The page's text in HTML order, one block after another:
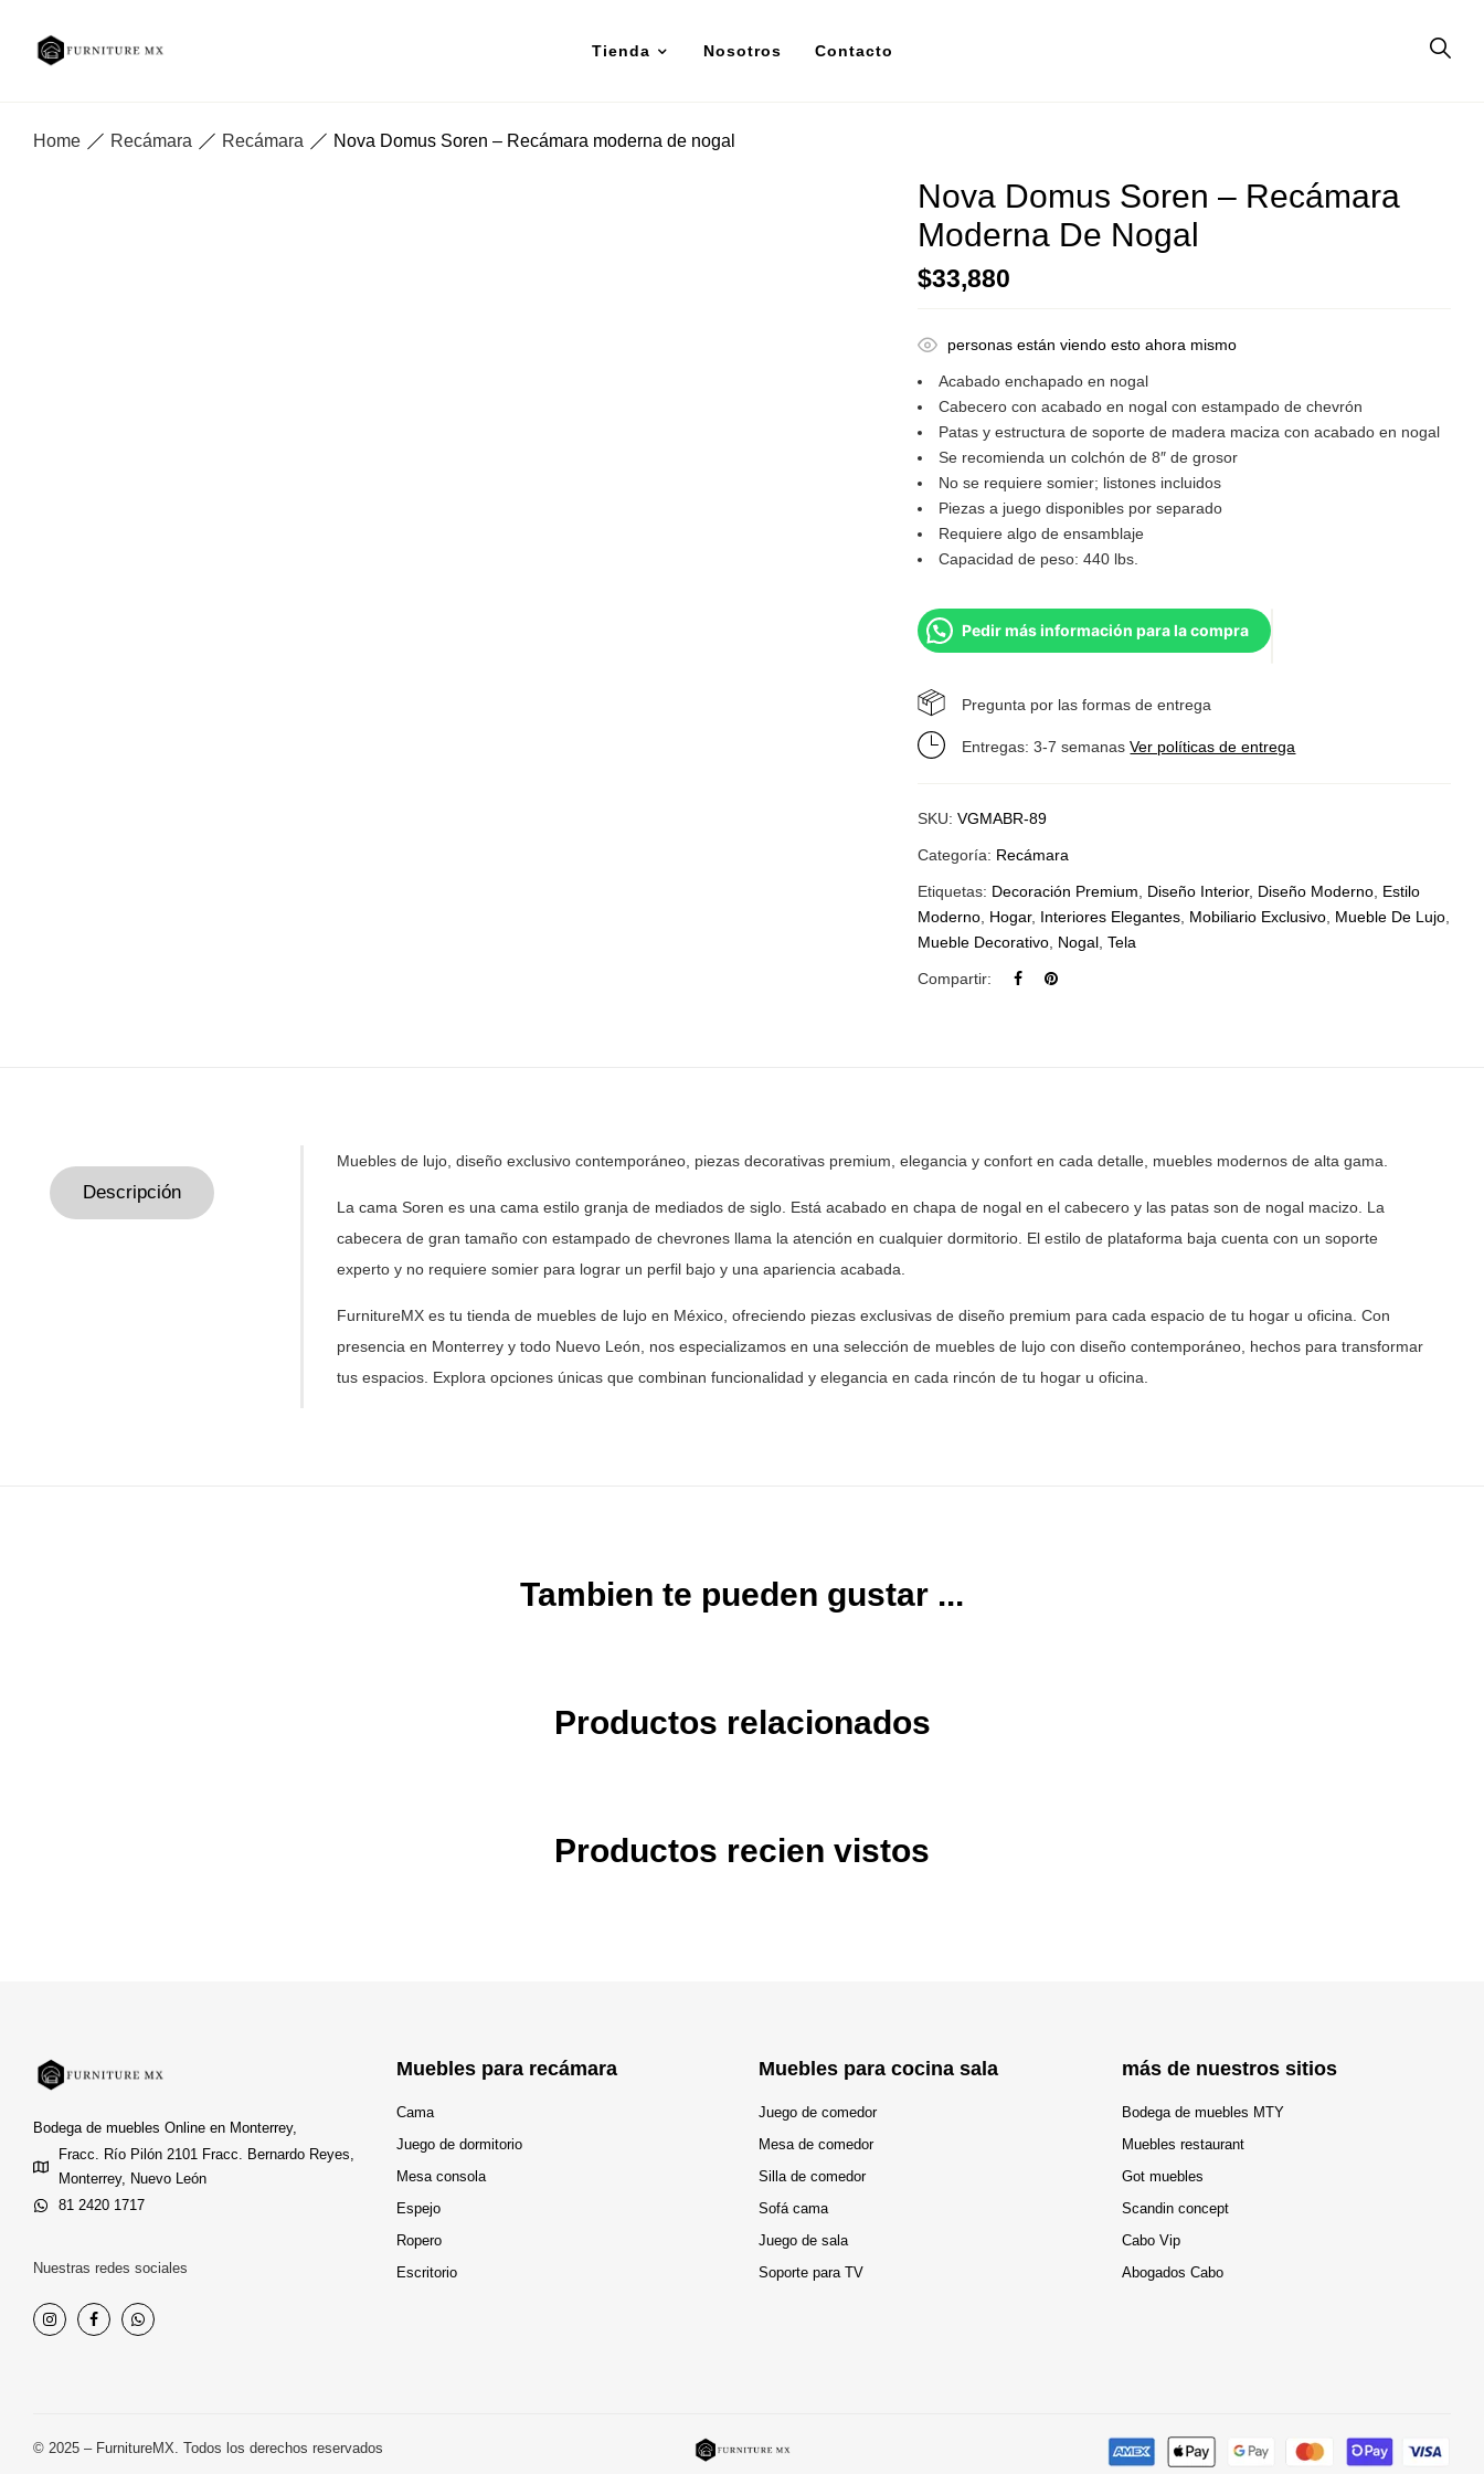
Tienda Nosotros Contacto
Home Recámara Recámara Nova Domus Soren – Recámara moderna de nogal
Nova Domus Soren – Recámara
Moderna De Nogal
$33,880
personas están viendo esto ahora mismo
Acabado enchapado en nogal
Cabecero con acabado en nogal con estampado de chevrón
Patas y estructura de soporte de madera maciza con acabado en nogal
Se recomienda un colchón de 8″ de grosor
No se requiere somier; listones incluidos
Piezas a juego disponibles por separado
Requiere algo de ensamblaje
Capacidad de peso: 440 lbs.
Pedir más información para la compra
Pregunta por las formas de entrega
Entregas: 3-7 semanasVer políticas de entrega
SKU:VGMABR-89
Categoría: Recámara
Etiquetas: Decoración Premium Diseño Interior, Diseño Moderno Estilo
Moderno Hogar, Interiores Elegantes Mobiliario Exclusivo Mueble De Lujo
Mueble Decorativo Nogal ,Tela
Compartir:
Descripción
Muebles de lujo, diseño exclusivo contemporáneo, piezas decorativas premium, elegancia y confort en cada detalle, muebles modernos de alta gama.
La cama Soren es una cama estilo granja de mediados de siglo. Está acabado en chapa de nogal en el cabecero y las patas son de nogal macizo. La
cabecera de gran tamaño con estampado de chevrones llama la atención en cualquier dormitorio. El estilo de plataforma baja cuenta con un soporte
experto y no requiere somier para lograr un perfil bajo y una apariencia acabada.
FurnitureMX es tu tienda de muebles de lujo en México, ofreciendo piezas exclusivas de diseño premium para cada espacio de tu hogar u oficina. Con
presencia en Monterrey y todo Nuevo León, nos especializamos en una selección de muebles de lujo con diseño contemporáneo, hechos para transformar
tus espacios. Explora opciones únicas que combinan funcionalidad y elegancia en cada rincón de tu hogar u oficina.
Tambien te pueden gustar ...
Productos relacionados
Productos recien vistos
Bodega de muebles Online en Monterrey,
Fracc. Río Pilón 2101 Fracc. Bernardo Reyes,
Monterrey, Nuevo León
81 2420 1717
Nuestras redes sociales
Muebles para recámara
Cama
Juego de dormitorio
Mesa consola
Espejo
Ropero
Escritorio
Muebles para cocina sala
Juego de comedor
Mesa de comedor
Silla de comedor
Sofá cama
Juego de sala
Soporte para TV
más de nuestros sitios
Bodega de muebles MTY
Muebles restaurant
Got muebles
Scandin concept
Cabo Vip
Abogados Cabo
© 2025 – FurnitureMX. Todos los derechos reservados